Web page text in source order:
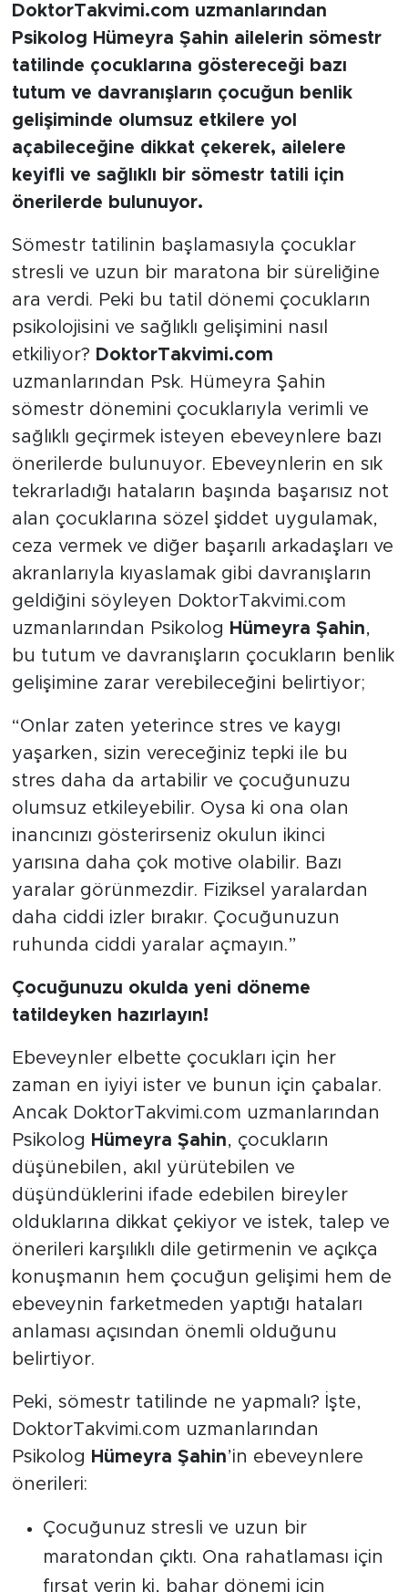
DoktorTakvimi.com uzmanlarından
Psikolog Hümeyra Şahin ailelerin sömestr
tatilinde çocuklarına göstereceği bazı
tutum ve davranışların çocuğun benlik
gelişiminde olumsuz etkilere yol
açabileceğine dikkat çekerek, ailelere
keyifli ve sağlıklı bir sömestr tatili için
önerilerde bulunuyor.
Sömestr tatilinin başlamasıyla çocuklar
stresli ve uzun bir maratona bir süreliğine
ara verdi. Peki bu tatil dönemi çocukların
psikolojisini ve sağlıklı gelişimini nasıl
etkiliyor? DoktorTakvimi.com
uzmanlarından Psk. Hümeyra Şahin
sömestr dönemini çocuklarıyla verimli ve
sağlıklı geçirmek isteyen ebeveynlere bazı
önerilerde bulunuyor. Ebeveynlerin en sık
tekrarladığı hataların başında başarısız not
alan çocuklarına sözel şiddet uygulamak,
ceza vermek ve diğer başarılı arkadaşları ve
akranlarıyla kıyaslamak gibi davranışların
geldiğini söyleyen DoktorTakvimi.com
uzmanlarından Psikolog Hümeyra Şahin,
bu tutum ve davranışların çocukların benlik
gelişimine zarar verebileceğini belirtiyor;
“Onlar zaten yeterince stres ve kaygı
yaşarken, sizin vereceğiniz tepki ile bu
stres daha da artabilir ve çocuğunuzu
olumsuz etkileyebilir. Oysa ki ona olan
inancınızı gösterirseniz okulun ikinci
yarısına daha çok motive olabilir. Bazı
yaralar görünmezdir. Fiziksel yaralardan
daha ciddi izler bırakır. Çocuğunuzun
ruhunda ciddi yaralar açmayın.”
Çocuğunuzu okulda yeni döneme
tatildeyken hazırlayın!
Ebeveynler elbette çocukları için her
zaman en iyiyi ister ve bunun için çabalar.
Ancak DoktorTakvimi.com uzmanlarından
Psikolog Hümeyra Şahin, çocukların
düşünebilen, akıl yürütebilen ve
düşündüklerini ifade edebilen bireyler
olduklarına dikkat çekiyor ve istek, talep ve
önerileri karşılıklı dile getirmenin ve açıkça
konuşmanın hem çocuğun gelişimi hem de
ebeveynin farketmeden yaptığı hataları
anlaması açısından önemli olduğunu
belirtiyor.
Peki, sömestr tatilinde ne yapmalı? İşte,
DoktorTakvimi.com uzmanlarından
Psikolog Hümeyra Şahin’in ebeveynlere
önerileri:
Çocuğunuz stresli ve uzun bir
maratondan çıktı. Ona rahatlaması için
fırsat verin ki, bahar dönemi için